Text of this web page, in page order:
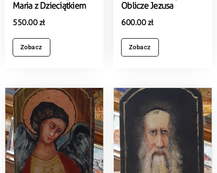
Maria z Dzieciątkiem
550.00zł
Zobacz
Oblicze Jezusa
600.00zł
Zobacz